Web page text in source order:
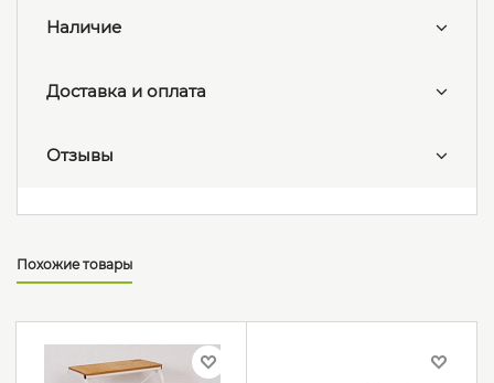
Наличие
Доставка и оплата
Отзывы
Похожие товары